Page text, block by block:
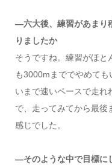
―六大後、練習があまり
りましたか
そうですね。練習がほと
も3000mまででやめて
いまで速いペースで走れ
で、走ってみてから最後
感じでした。
―そのような中で目標に